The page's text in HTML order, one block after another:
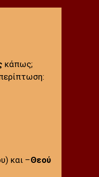
κάπως;
και –Θεού